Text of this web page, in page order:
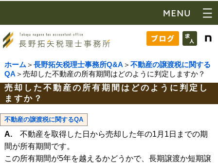
ホーム ＞ 長野拓矢税理士事務所Q&A ＞ 不動産の譲渡税に関する
QA ＞売却した不動産の所有期間はどのように判定しますか？
売却した不動産の所有期間はどのように判定し
ますか？
不動産の譲渡税に関するQA
A.不動産を取得した日から売却した年の1月1日までの期
間が所有期間です。
この所有期間が5年を越えるかどうかで、長期譲渡か短期譲